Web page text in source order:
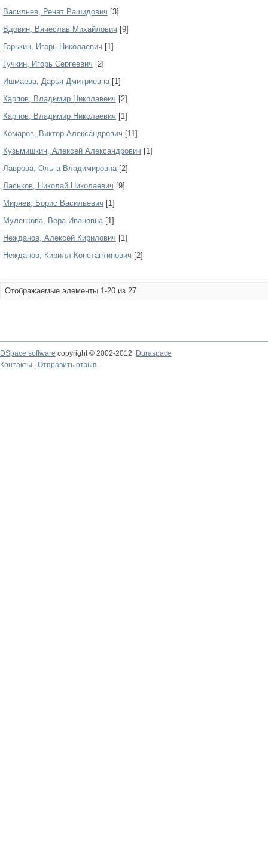
Васильев, Ренат Рашидович [3]
Вдовин, Вячеслав Михайлович [9]
Гарькин, Игорь Николаевич [1]
Гучкин, Игорь Сергеевич [2]
Ишмаева, Дарья Дмитриевна[1]
Карпов, Владимир Николавеич [2]
Карпов, Владимир Николаевич [1]
Комаров, Виктор Александрович [11]
Кузьмишкин, Алексей Александрович [1]
Лаврова, Ольга Владимировна[2]
Ласьков, Николай Николаевич [9]
Миряев, Борис Васильевич [1]
Муленкова, Вера Ивановна[1]
Нежданов, Алексей Кирилович [1]
Нежданов, Кирилл Константинович [2]
Отображаемые элементы 1-20 из 27
DSpace software copyright © 2002-2012
Duraspace
Контакты
Отправить отзыв